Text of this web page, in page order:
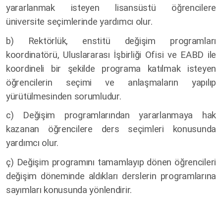
yararlanmak isteyen lisansüstü öğrencilere
üniversite seçimlerinde yardımcı olur.
b) Rektörlük, enstitü değişim programları
koordinatörü, Uluslararası İşbirliği Ofisi ve EABD ile
koordineli bir şekilde programa katılmak isteyen
öğrencilerin seçimi ve anlaşmaların yapılıp
yürütülmesinden sorumludur.
c) Değişim programlarından yararlanmaya hak
kazanan öğrencilere ders seçimleri konusunda
yardımcı olur.
ç) Değişim programını tamamlayıp dönen öğrencileri
değişim döneminde aldıkları derslerin programlarına
sayımları konusunda yönlendirir.